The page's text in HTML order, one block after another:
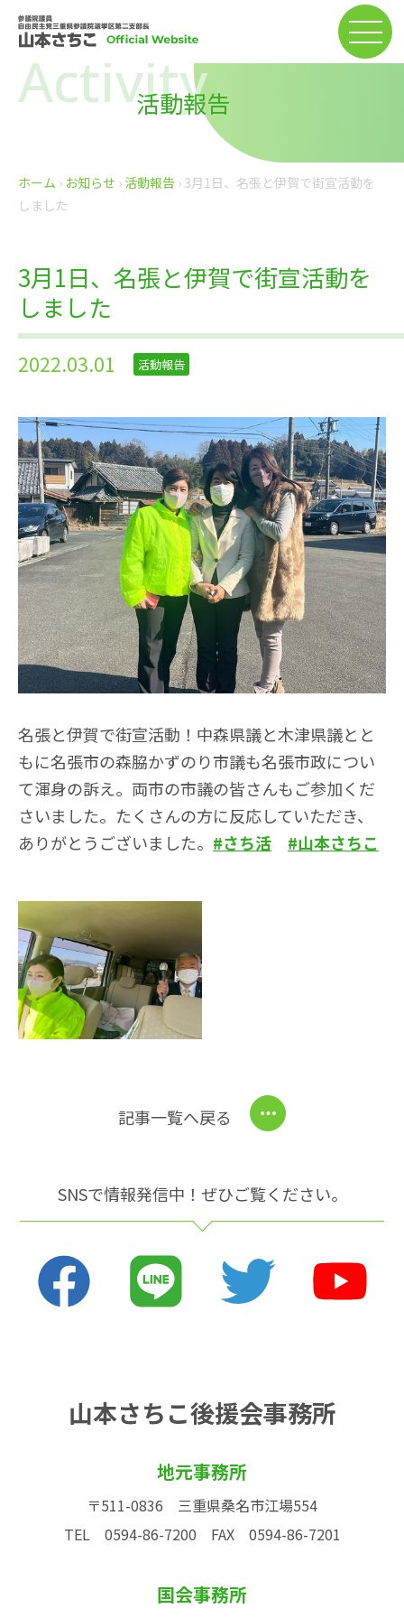
Activity
活動報告
ホーム › お知らせ › 活動報告 › 3月1日、名張と伊賀で街宣活動を
しました
3月1日、名張と伊賀で街宣活動を
しました
2022.03.01 活動報告
名張と伊賀で街宣活動！中森県議と木津県議とと
もに名張市の森脇かずのり市議も名張市政につい
て渾身の訴え。両市の市議の皆さんもご参加くだ
さいました。たくさんの方に反応していただき、
ありがとうございました。 #さち活 #山本さちこ
記事一覧へ戻る
SNSで情報発信中！ぜひご覧ください。
山本さちこ後援会事務所
地元事務所
〒511-0836 三重県桑名市江場554
TEL 0594-86-7200 FAX 0594-86-7201
国会事務所